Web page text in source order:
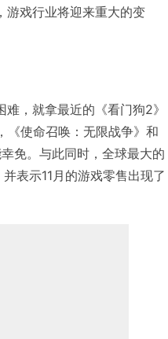
游戏行业将迎来重大的变
，就拿最近的《看门狗2》
《使命召唤：无限战争》和
免。与此同时，全球最大的
表示11月的游戏零售出现了